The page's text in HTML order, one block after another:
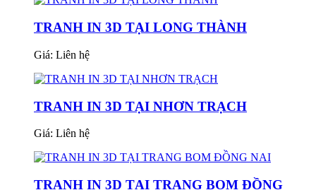
TRANH IN 3D TẠI LONG THÀNH
Giá: Liên hệ
TRANH IN 3D TẠI NHƠN TRẠCH
Giá: Liên hệ
TRANH IN 3D TẠI TRANG BOM ĐỒNG